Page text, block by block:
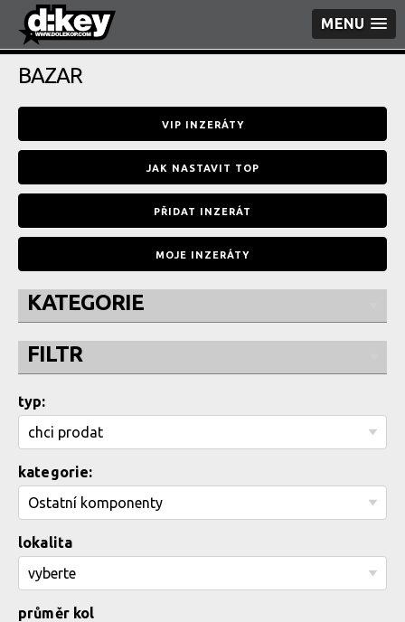
MENU
BAZAR
VIP INZERÁTY
JAK NASTAVIT TOP
PŘIDAT INZERÁT
MOJE INZERÁTY
KATEGORIE
FILTR
typ:
kategorie:
lokalita
průměr kol